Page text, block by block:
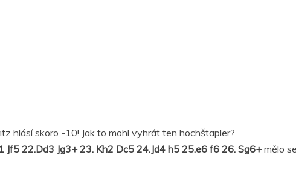
hlásí skoro -10! Jak to mohl vyhrát ten hochštapler?
Jf5 22.Dd3 Jg3+ 23. Kh2 Dc5 24.Jd4 h5 25.e6 f6 26. Sg6+mělo